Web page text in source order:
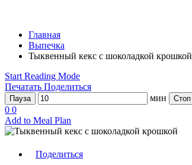
Главная
Выпечка
Тыквенный кекс с шоколадкой крошкой
Start Reading Mode
Печатать Поделиться
Пауза мин Стоп
0 0
Add to Meal Plan
Поделиться